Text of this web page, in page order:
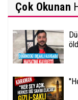
Çok Okunan